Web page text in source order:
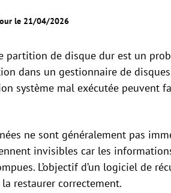
le 21/04/2026
partition de disque dur est un
dans un gestionnaire de
système mal exécutée peuvent
ne sont généralement pas
invisibles car les
L’objectif d’un logiciel de
restaurer correctement.